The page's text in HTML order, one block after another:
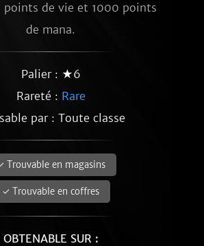
points de vie et 1000 points
de mana.
Palier : ★6
Rareté : Rare
par : Toute classe
Trouvable en magasins
✓ Trouvable en coffres
OBTENABLE SUR :